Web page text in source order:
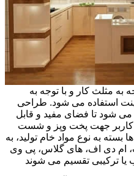
به مثلث کار و با توجه به
استفاده می شود. طراحی
شود تا فضای مفید و قابل
کاربر جهت پخت وپز و شست
به نوع مواد خام تولید، به
ام دی اف، های گلاس، پی وی
ترکیبی تقسیم می شوند